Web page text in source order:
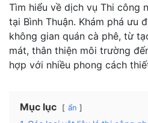
Tìm hiểu về dịch vụ Thi công
tại Bình Thuận. Khám phá ưu
không gian quán cà phê, từ
mát, thân thiện môi trường
hợp với nhiều phong cách
Mục lục ẩn